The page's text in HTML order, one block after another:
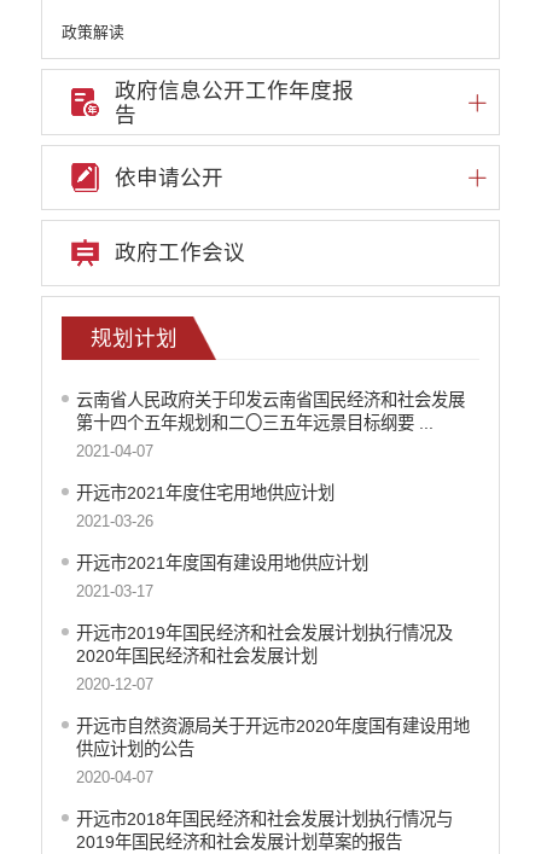
政策解读
机构职能和权责清单
自然资源政务公开
重点领域信息公开
行政事业性收费
公务员管理
重大决策
财政资金直达基层
稳岗就业
应急预案
公共文化服务
涉农补贴
疫情防控
社会救助信息
重大决策预公开
政府信息公开工作年度报
告
依申请公开
政府工作会议
规划计划
云南省人民政府关于印发云南省国民经济和社会发展
第十四个五年规划和二〇三五年远景目标纲要 ...
2021-04-07
开远市2021年度住宅用地供应计划
2021-03-26
开远市2021年度国有建设用地供应计划
2021-03-17
开远市2019年国民经济和社会发展计划执行情况及
2020年国民经济和社会发展计划
2020-12-07
开远市自然资源局关于开远市2020年度国有建设用地
供应计划的公告
2020-04-07
开远市2018年国民经济和社会发展计划执行情况与
2019年国民经济和社会发展计划草案的报告